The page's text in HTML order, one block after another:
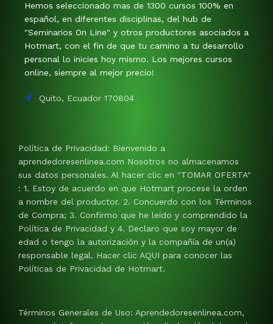
Hemos seleccionado mas de 1300 cursos 100% en
español, en diferentes disciplinas, del hub de
"Seminarios On Line" y otros productores asociados a
Hotmart, con el fin de que tu camino a tu desarrollo
personal lo inicies hoy mismo. Los mejores cursos
online, siempre al mejor precio!
Quito, Ecuador 170804
Política de Privacidad: Bienvenido a
aprendedoresenlinea.com Nosotros no almacenamos
sus datos personales. Al hacer clic en "TOMAR OFERTA"
: 1. Estoy de acuerdo en que Hotmart procese la orden
a nombre del productor. 2. Concuerdo con los Términos
de Compra; 3. Confirmo que he leído y comprendido la
Política de Privacidad y 4. Declaro que soy mayor de
edad o tengo la autorización y la compañía de un(a)
responsable legal. Hacer clic AQUI para conocer las
Políticas de Privacidad de Hotmart.
Términos Generales de Uso: Aprendedoresenlinea.com,